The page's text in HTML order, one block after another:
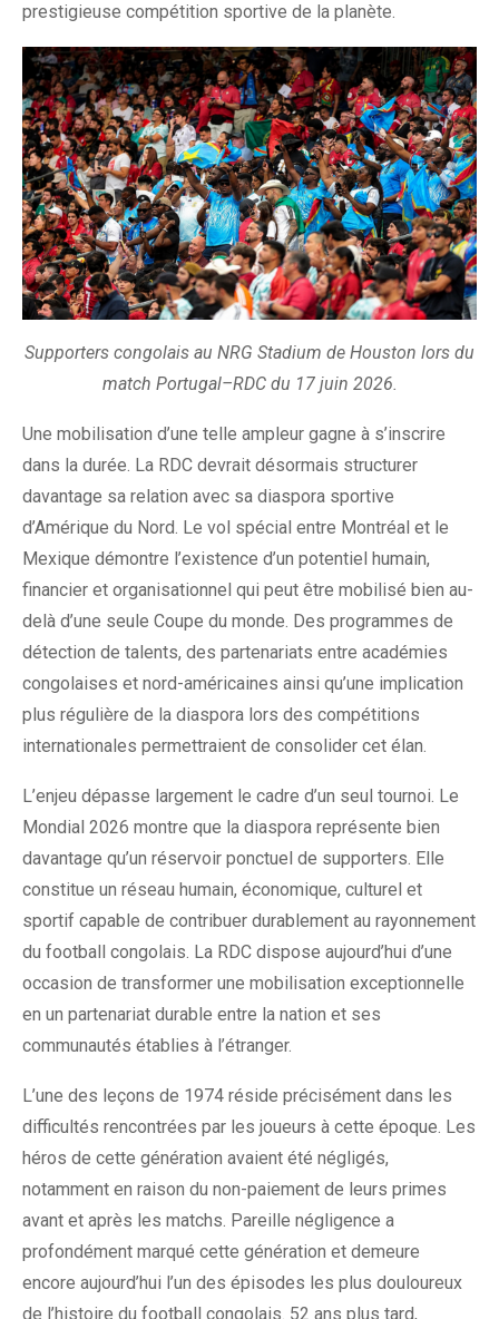
prestigieuse compétition sportive de la planète.
Supporters congolais au NRG Stadium de Houston lors du
match Portugal–RDC du 17 juin 2026.
Une mobilisation d’une telle ampleur gagne à s’inscrire
dans la durée. La RDC devrait désormais structurer
davantage sa relation avec sa diaspora sportive
d’Amérique du Nord. Le vol spécial entre Montréal et le
Mexique démontre l’existence d’un potentiel humain,
financier et organisationnel qui peut être mobilisé bien au-
delà d’une seule Coupe du monde. Des programmes de
détection de talents, des partenariats entre académies
congolaises et nord-américaines ainsi qu’une implication
plus régulière de la diaspora lors des compétitions
internationales permettraient de consolider cet élan.
L’enjeu dépasse largement le cadre d’un seul tournoi. Le
Mondial 2026 montre que la diaspora représente bien
davantage qu’un réservoir ponctuel de supporters. Elle
constitue un réseau humain, économique, culturel et
sportif capable de contribuer durablement au rayonnement
du football congolais. La RDC dispose aujourd’hui d’une
occasion de transformer une mobilisation exceptionnelle
en un partenariat durable entre la nation et ses
communautés établies à l’étranger.
L’une des leçons de 1974 réside précisément dans les
difficultés rencontrées par les joueurs à cette époque. Les
héros de cette génération avaient été négligés,
notamment en raison du non-paiement de leurs primes
avant et après les matchs. Pareille négligence a
profondément marqué cette génération et demeure
encore aujourd’hui l’un des épisodes les plus douloureux
de l’histoire du football congolais. 52 ans plus tard,